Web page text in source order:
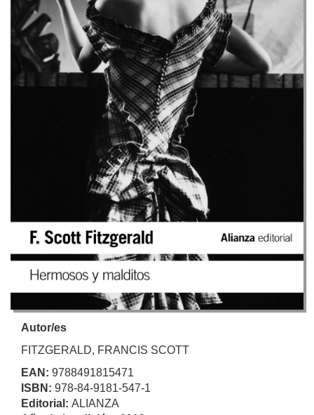
Autor/es
FITZGERALD, FRANCIS SCOTT
EAN: 9788491815471
ISBN: 978-84-9181-547-1
Editorial: ALIANZA